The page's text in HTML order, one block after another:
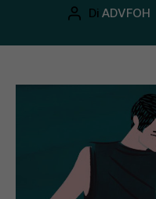
Autore
DiADVFOH